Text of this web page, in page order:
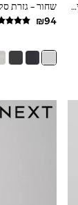
צבע חול - גזרה צרה - מכנסי צ'ינו סטרץ' מתערובת עשירה בכותנה
שחור - גזרת